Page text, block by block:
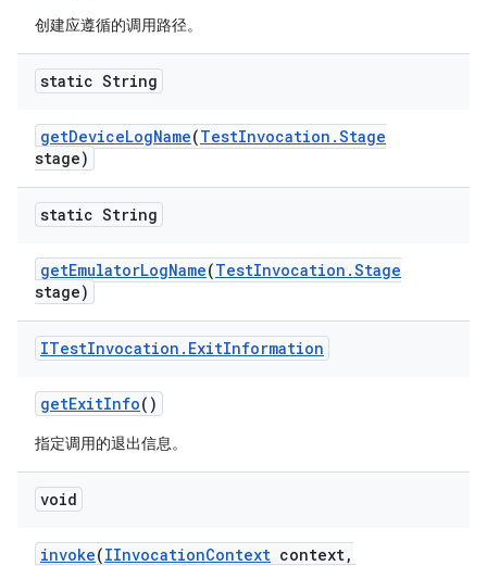
创建应遵循的调用路径。
static String
getDeviceLogName(TestInvocation .Stage
stage)
static String
getEmulatorLogName(TestInvocation .Stage
stage)
ITestInvocation . ExitInformation
getExitInfo()
指定调用的退出信息。
void
invoke(IInvocationContext context,